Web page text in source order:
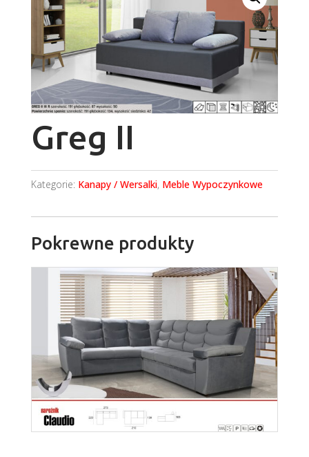
Greg II
Kategorie: Kanapy / Wersalki, Meble Wypoczynkowe
Pokrewne produkty